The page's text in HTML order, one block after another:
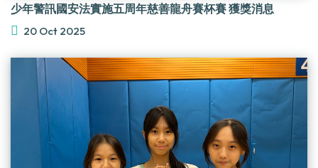
少年警訊國安法實施五周年慈善龍舟賽杯賽 獲獎消息
20 Oct 2025